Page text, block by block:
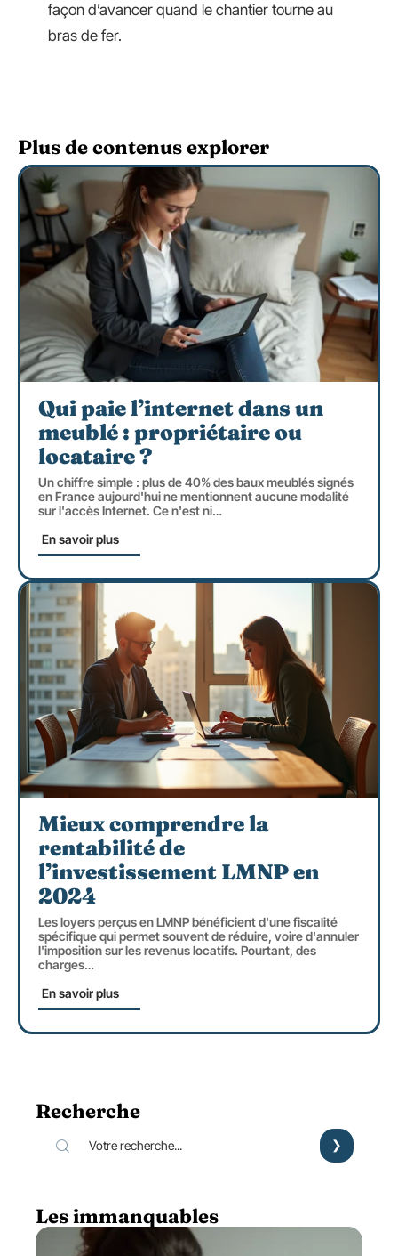
façon d’avancer quand le chantier tourne au
bras de fer.
Plus de contenus explorer
Qui paie l’internet dans un
meublé : propriétaire ou
locataire ?
Un chiffre simple : plus de 40% des baux meublés signés
en France aujourd'hui ne mentionnent aucune modalité
sur l'accès Internet. Ce n'est ni…
En savoir plus
Mieux comprendre la
rentabilité de
l’investissement LMNP en
2024
Les loyers perçus en LMNP bénéficient d'une fiscalité
spécifique qui permet souvent de réduire, voire d'annuler
l'imposition sur les revenus locatifs. Pourtant, des
charges…
En savoir plus
Recherche
Les immanquables